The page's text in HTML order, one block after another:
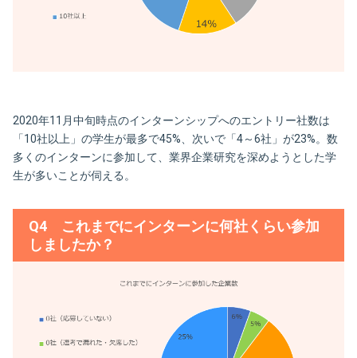
2020年11月中旬時点のインターンシップへのエントリー社数は
「10社以上」の学生が最多で45%、次いで「4～6社」が23%。数
多くのインターンに参加して、業界企業研究を深めようとした学
生が多いことが伺える。
Q4 これまでにインターンに何社くらい参加
しましたか？